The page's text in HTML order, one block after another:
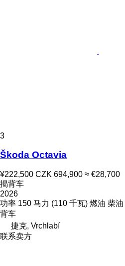
3
Škoda Octavia
¥222,500 CZK 694,900 ≈ €28,700
揭背车
2026
功率 150 马力 (110 千瓦) 燃油 柴油
背车
捷克, Vrchlabí
联系卖方